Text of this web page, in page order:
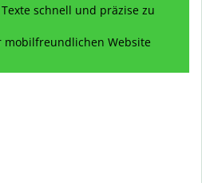
schnell und präzise zu
mobilfreundlichen Website